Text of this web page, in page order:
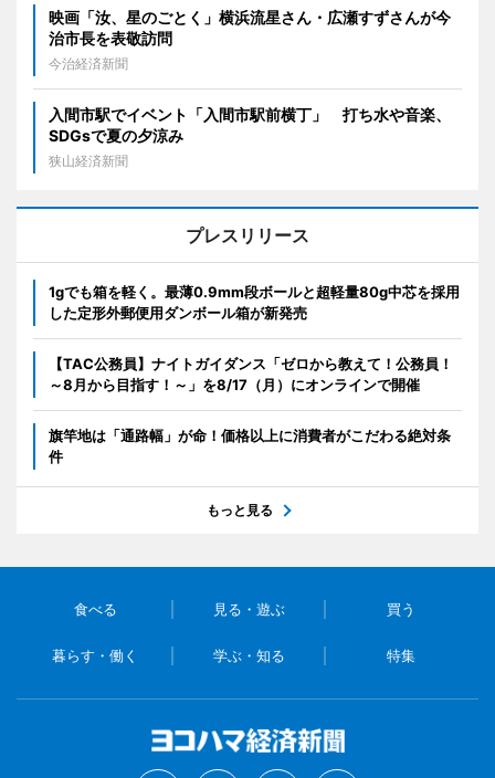
映画「汝、星のごとく」横浜流星さん・広瀬すずさんが今
治市長を表敬訪問
今治経済新聞
入間市駅でイベント「入間市駅前横丁」 打ち水や音楽、
SDGsで夏の夕涼み
狭山経済新聞
プレスリリース
1gでも箱を軽く。最薄0.9mm段ボールと超軽量80g中芯を採用
した定形外郵便用ダンボール箱が新発売
【TAC公務員】ナイトガイダンス「ゼロから教えて！公務員！
～8月から目指す！～」を8/17（月）にオンラインで開催
旗竿地は「通路幅」が命！価格以上に消費者がこだわる絶対条
件
もっと見る
食べる 見る・遊ぶ 買う
暮らす・働く 学ぶ・知る 特集